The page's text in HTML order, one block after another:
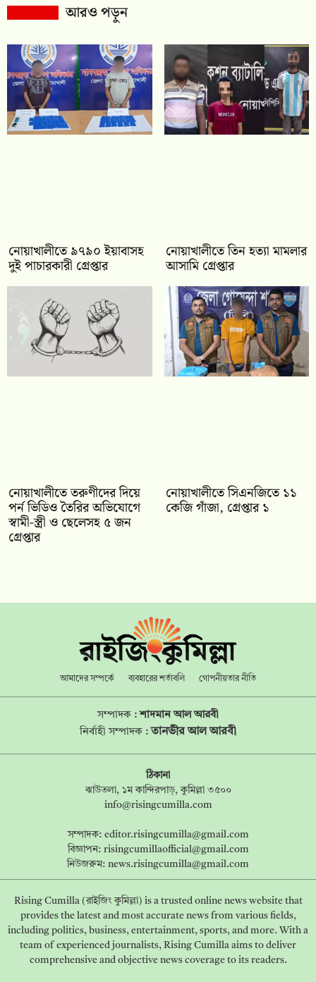
আরও পড়ুন
নোয়াখালীতে ৯৭৯০ ইয়াবাসহ
দুই পাচারকারী গ্রেপ্তার
নোয়াখালীতে তিন হত্যা মামলার
আসামি গ্রেপ্তার
নোয়াখালীতে তরুণীদের দিয়ে
পর্ন ভিডিও তৈরির অভিযোগে
স্বামী-স্ত্রী ও ছেলেসহ ৫ জন
গ্রেপ্তার
নোয়াখালীতে সিএনজিতে ১১
কেজি গাঁজা, গ্রেপ্তার ১
আমাদের সম্পর্কে ব্যবহারের শর্তাবলি গোপনীয়তার নীতি
সম্পাদক :শাদমান আল আরবী
নির্বাহী সম্পাদক :তানভীর আল আরবী
ঠিকানা
ঝাউতলা, ১ম কান্দিরপাড়, কুমিল্লা ৩৫০০
info@risingcumilla.com
সম্পাদক: editor.risingcumilla@gmail.com
বিজ্ঞাপন: risingcumillaofficial@gmail.com
নিউজরুম: news.risingcumilla@gmail.com
Rising Cumilla (রাইজিং কুমিল্লা) is a trusted online news website that
provides the latest and most accurate news from various fields,
including politics, business, entertainment, sports, and more. With a
team of experienced journalists, Rising Cumilla aims to deliver
comprehensive and objective news coverage to its readers.